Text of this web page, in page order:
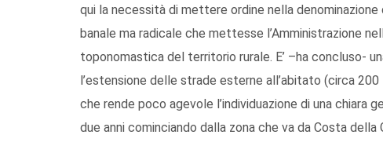
qui la necessità di mettere ordine nella denominazione
banale ma radicale che mettesse l’Amministrazione
toponomastica del territorio rurale. E’ –ha concluso-
l’estensione delle strade esterne all’abitato (circa
che rende poco agevole l’individuazione di una chiara
due anni cominciando dalla zona che va da Costa della